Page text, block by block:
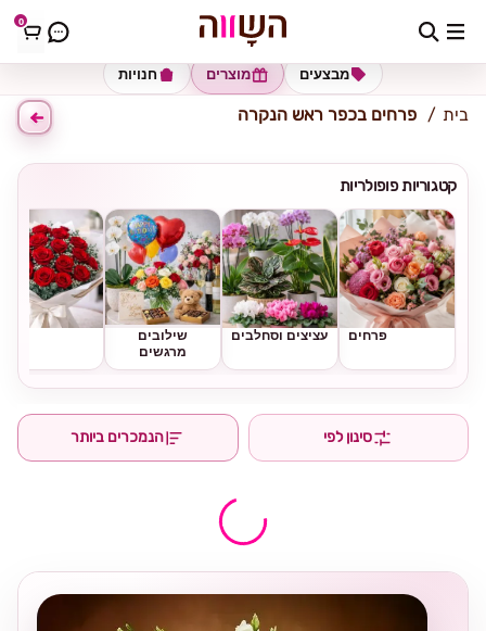
0 כתובת למשלוח הזינו כתובת
חנויות מוצרים מבצעים
בית פרחים בכפר ראש הנקרה
קטגוריות פופולריות
פרחים עציצים וסחלבים
שילובים
מרגשים
סינון לפי הנמכרים ביותר